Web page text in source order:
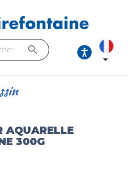
search

AQUARELLE
300G